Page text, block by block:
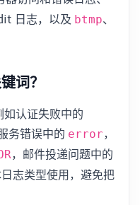
日志，以及 btmp、
词？
认证失败中的
务错误中的 error，
，邮件投递问题中的
志类型使用，避免把